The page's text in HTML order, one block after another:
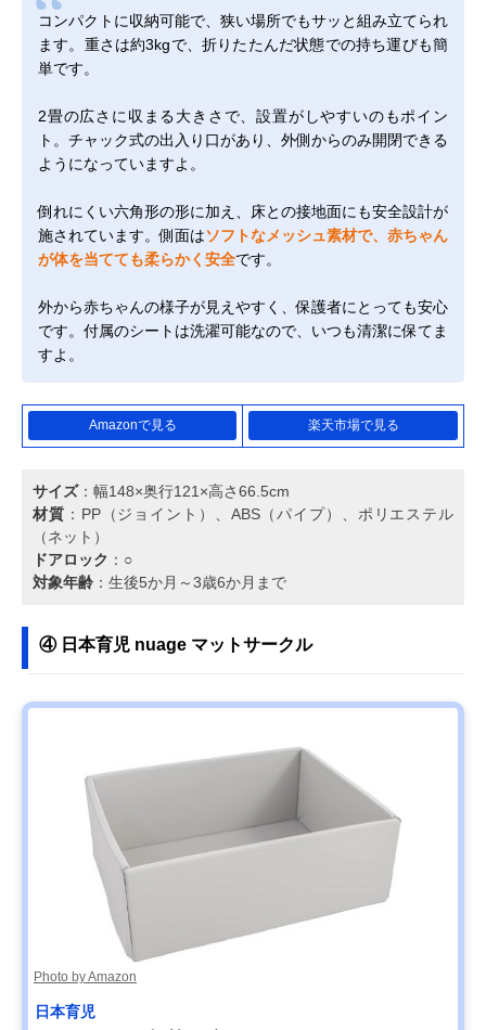
コンパクトに収納可能で、狭い場所でもサッと組み立てられ
ます。重さは約3kgで、折りたたんだ状態での持ち運びも簡
単です。
2畳の広さに収まる大きさで、設置がしやすいのもポイン
ト。チャック式の出入り口があり、外側からのみ開閉できる
ようになっていますよ。
倒れにくい六角形の形に加え、床との接地面にも安全設計が
施されています。側面はソフトなメッシュ素材で、赤ちゃん
が体を当てても柔らかく安全です。
外から赤ちゃんの様子が見えやすく、保護者にとっても安心
です。付属のシートは洗濯可能なので、いつも清潔に保てま
すよ。
Amazonで見る 楽天市場で見る
サイズ：幅148×奥行121×高さ66.5cm
材質 ：PP（ジョイント）、ABS（パイプ）、ポリエステル
（ネット）
ドアロック ：○
対象年齢 ：生後5か月～3歳6か月まで
④ 日本育児 nuage マットサークル
Photo by Amazon
日本育児